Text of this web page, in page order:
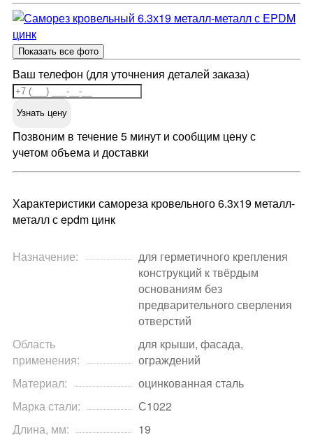
Показать все фото
Ваш телефон (для уточнения деталей заказа)
Узнать цену
Позвоним в течение 5 минут и сообщим цену с
учетом объема и доставки
Характеристики самореза кровельного 6.3х19 металл-
металл с epdm цинк
Назначение:
для герметичного крепления
конструкций к твёрдым
основаниям без
предварительного сверления
отверстий
Область
применения:
для крыши, фасада,
ограждений
Материал:
оцинкованная сталь
Марка стали:
С1022
Длина, мм:
19